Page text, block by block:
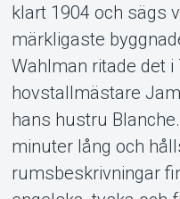
Om
klart 1904 och sägs
märkligaste
Wahlman ritade det
hovstallmästare
hans hustru
minuter lång och
rumsbeskrivningar